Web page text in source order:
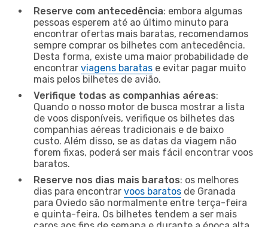
Reserve com antecedência: embora algumas
pessoas esperem até ao último minuto para
encontrar ofertas mais baratas, recomendamos
sempre comprar os bilhetes com antecedência.
Desta forma, existe uma maior probabilidade de
encontrar viagens baratas e evitar pagar muito
mais pelos bilhetes de avião.
Verifique todas as companhias aéreas:
Quando o nosso motor de busca mostrar a lista
de voos disponíveis, verifique os bilhetes das
companhias aéreas tradicionais e de baixo
custo. Além disso, se as datas da viagem não
forem fixas, poderá ser mais fácil encontrar voos
baratos.
Reserve nos dias mais baratos: os melhores
dias para encontrar voos baratos de Granada
para Oviedo são normalmente entre terça-feira
e quinta-feira. Os bilhetes tendem a ser mais